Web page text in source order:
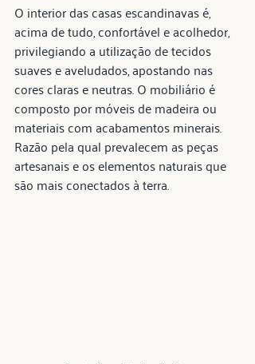
O interior das casas escandinavas é,
acima de tudo, confortável e acolhedor,
privilegiando a utilização de tecidos
suaves e aveludados, apostando nas
cores claras e neutras. O mobiliário é
composto por móveis de madeira ou
materiais com acabamentos minerais.
Razão pela qual prevalecem as peças
artesanais e os elementos naturais que
são mais conectados à terra.